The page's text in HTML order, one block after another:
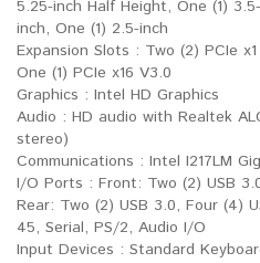
5.25-inch Half Height, One (1)
inch, One (1) 2.5-inch
Expansion Slots : Two (2) PCIe
One (1) PCIe x16 V3.0
Graphics : Intel HD Graphics
Audio : HD audio with Realtek
stereo)
Communications : Intel I217LM
I/O Ports : Front: Two (2) USB
Rear: Two (2) USB 3.0, Four (4)
45, Serial, PS/2, Audio I/O
Input Devices : Standard